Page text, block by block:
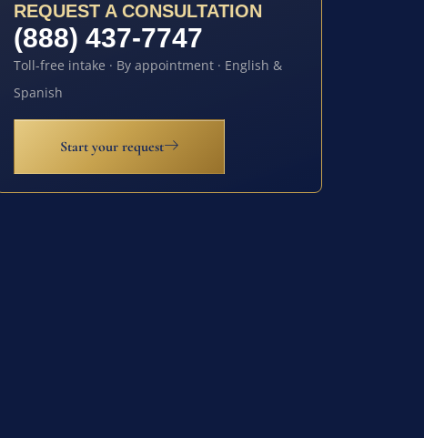
REQUEST A CONSULTATION
(888) 437-7747
Toll-free intake · By appointment · English &
Spanish
Start your request